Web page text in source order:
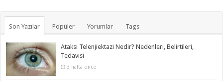
Son Yazılar Popüler Yorumlar Tags
Ataksi Telenjiektazi Nedir? Nedenleri, Belirtileri,
Tedavisi
3 hafta önce